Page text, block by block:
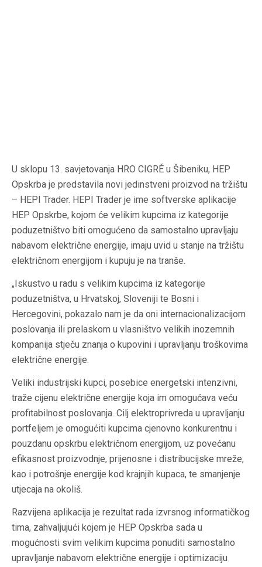
U sklopu 13. savjetovanja HRO CIGRÉ u Šibeniku, HEP
Opskrba je predstavila novi jedinstveni proizvod na tržištu
– HEPI Trader. HEPI Trader je ime softverske aplikacije
HEP Opskrbe, kojom će velikim kupcima iz kategorije
poduzetništvo biti omogućeno da samostalno upravljaju
nabavom električne energije, imaju uvid u stanje na tržištu
električnom energijom i kupuju je na tranše.
„ Iskustvo u radu s velikim kupcima iz kategorije
poduzetništva, u Hrvatskoj, Sloveniji te Bosni i
Hercegovini, pokazalo nam je da oni internacionalizacijom
poslovanja ili prelaskom u vlasništvo velikih inozemnih
kompanija stječu znanja o kupovini i upravljanju troškovima
električne energije.
Veliki industrijski kupci, posebice energetski intenzivni,
traže cijenu električne energije koja im omogućava veću
profitabilnost poslovanja. Cilj elektroprivreda u upravljanju
portfeljem je omogućiti kupcima cjenovno konkurentnu i
pouzdanu opskrbu električnom energijom, uz povećanu
efikasnost proizvodnje, prijenosne i distribucijske mreže,
kao i potrošnje energije kod krajnjih kupaca, te smanjenje
utjecaja na okoliš.
Razvijena aplikacija je rezultat rada izvrsnog informatičkog
tima, zahvaljujući kojem je HEP Opskrba sada u
mogućnosti svim velikim kupcima ponuditi samostalno
upravljanje nabavom električne energije i optimizaciju